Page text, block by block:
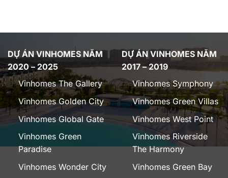
DỰ ÁN VINHOMES NĂM
2020 – 2025
Vinhomes The Gallery
Vinhomes Golden City
Vinhomes Global Gate
Vinhomes Green
Paradise
Vinhomes Wonder City
DỰ ÁN VINHOMES NĂM
2017 – 2019
Vinhomes Symphony
Vinhomes Green Villas
Vinhomes West Point
Vinhomes Riverside
The Harmony
Vinhomes Green Bay